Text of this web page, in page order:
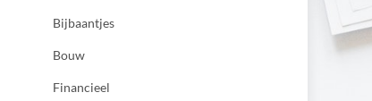
Bijbaantjes
Bouw
Financieel